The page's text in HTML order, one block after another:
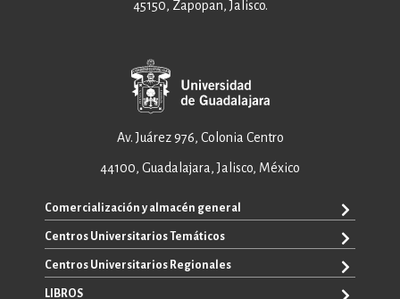
45150, Zapopan, Jalisco.
Av. Juárez 976, Colonia Centro
44100, Guadalajara, Jalisco, México
Comercialización y almacén general
+52 33 3640 6326
+52 33 3640 4595
Centros Universitarios Temáticos
CUAAD
CUCEA
Centros Universitarios Regionales
LIBROS